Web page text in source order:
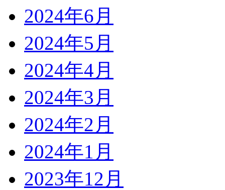
2024年6月
2024年5月
2024年4月
2024年3月
2024年2月
2024年1月
2023年12月